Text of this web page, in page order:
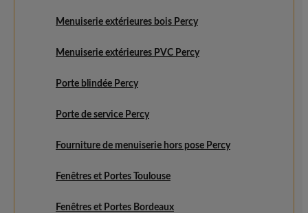
Menuiserie extérieures bois Percy
Menuiserie extérieures PVC Percy
Porte blindée Percy
Porte de service Percy
Fourniture de menuiserie hors pose Percy
Fenêtres et Portes Toulouse
Fenêtres et Portes Bordeaux